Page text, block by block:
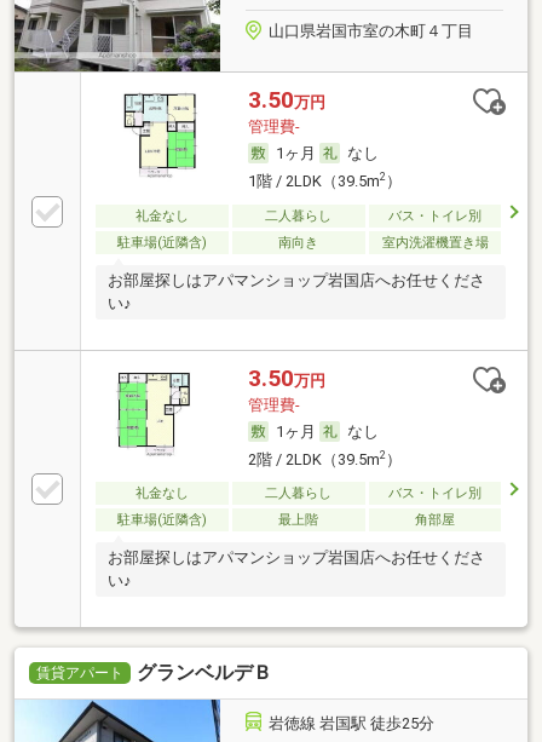
山口県岩国市室の木町４丁目
3.50万円
管理費-
1ヶ月
なし
1階 / 2LDK（39.5m2）
礼金なし 二人暮らし
バス・トイレ別
駐車場(近隣含)
南向き 室内洗濯機置き場
お部屋探しはアパマンショップ岩国店へお任せくださ
い♪
3.50万円
管理費-
1ヶ月
なし
2階 / 2LDK（39.5m2）
礼金なし 二人暮らし
バス・トイレ別
駐車場(近隣含)
最上階 角部屋
お部屋探しはアパマンショップ岩国店へお任せくださ
い♪
賃貸アパート グランベルデＢ
岩徳線 岩国駅 徒歩25分